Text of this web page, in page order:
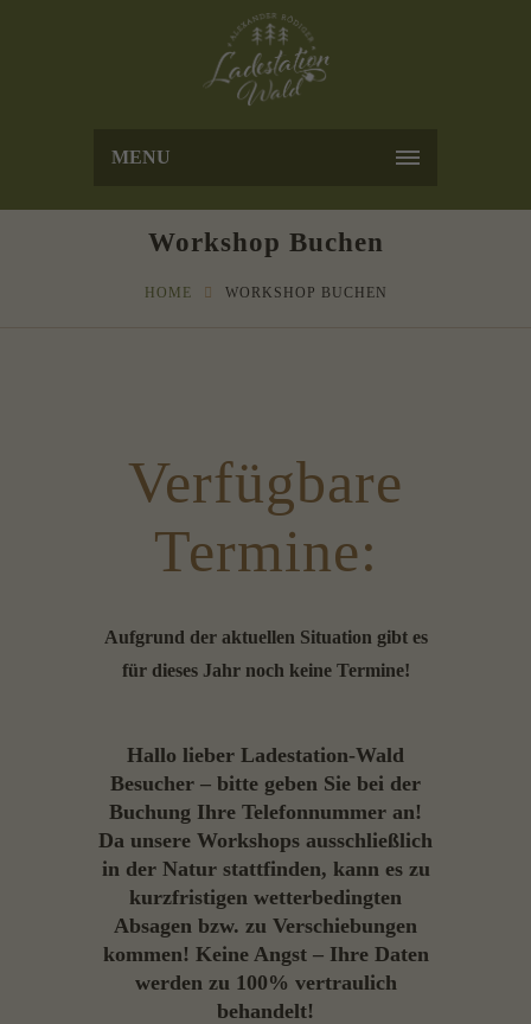
MENU
Workshop Buchen
HOME WORKSHOP BUCHEN
Verfügbare
Termine:
Aufgrund der aktuellen Situation gibt es
für dieses Jahr noch keine Termine!
Hallo lieber Ladestation-Wald
Besucher – bitte geben Sie bei der
Buchung Ihre Telefonnummer an!
Da unsere Workshops ausschließlich
in der Natur stattfinden, kann es zu
kurzfristigen wetterbedingten
Absagen bzw. zu Verschiebungen
kommen! Keine Angst – Ihre Daten
werden zu 100% vertraulich
behandelt!